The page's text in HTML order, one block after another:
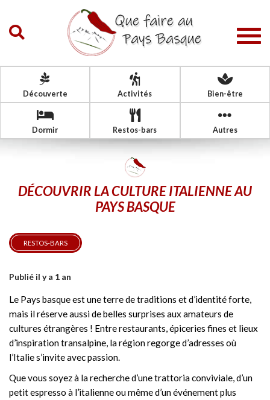
Découverte Activités Bien-être
Dormir Restos-bars Autres
DÉCOUVRIR LA CULTURE ITALIENNE AU
PAYS BASQUE
RESTOS-BARS
Publié il y a 1 an
Le Pays basque est une terre de traditions et d’identité forte,
mais il réserve aussi de belles surprises aux amateurs de
cultures étrangères ! Entre restaurants, épiceries fines et lieux
d’inspiration transalpine, la région regorge d’adresses où
l’Italie s’invite avec passion.
Que vous soyez à la recherche d’une trattoria conviviale, d’un
petit espresso à l’italienne ou même d’un événement plus